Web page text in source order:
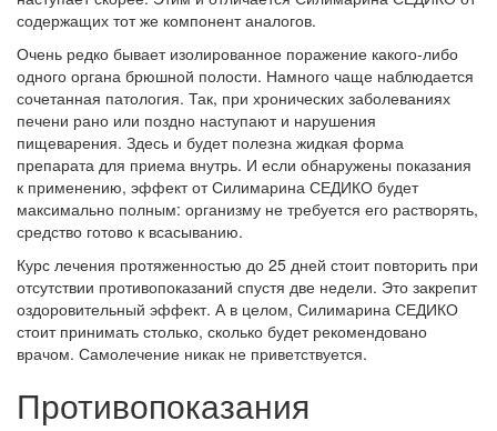
содержащих тот же компонент аналогов.
Очень редко бывает изолированное поражение какого-либо
одного органа брюшной полости. Намного чаще наблюдается
сочетанная патология. Так, при хронических заболеваниях
печени рано или поздно наступают и нарушения
пищеварения. Здесь и будет полезна жидкая форма
препарата для приема внутрь. И если обнаружены показания
к применению, эффект от Силимарина СЕДИКО будет
максимально полным: организму не требуется его растворять,
средство готово к всасыванию.
Курс лечения протяженностью до 25 дней стоит повторить при
отсутствии противопоказаний спустя две недели. Это закрепит
оздоровительный эффект. А в целом, Силимарина СЕДИКО
стоит принимать столько, сколько будет рекомендовано
врачом. Самолечение никак не приветствуется.
Противопоказания